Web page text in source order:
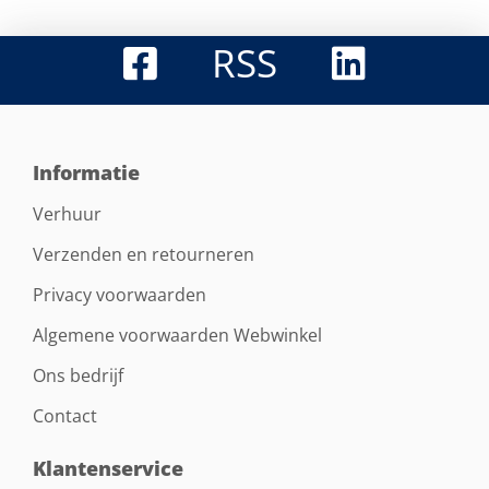
RSS
Informatie
Verhuur
Verzenden en retourneren
Privacy voorwaarden
Algemene voorwaarden Webwinkel
Ons bedrijf
Contact
Klantenservice